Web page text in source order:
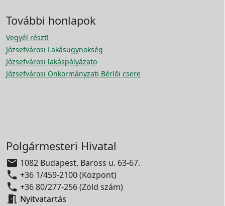
További honlapok
Vegyél részt!
Józsefvárosi Lakásügynökség
Józsefvárosi lakáspályázato
Józsefvárosi Önkormányzati Bérlői csere
Polgármesteri Hivatal
 1082 Budapest, Baross u. 63-67.
 +36 1/459-2100 (Központ)
 +36 80/277-256 (Zöld szám)
 Nyitvatartás